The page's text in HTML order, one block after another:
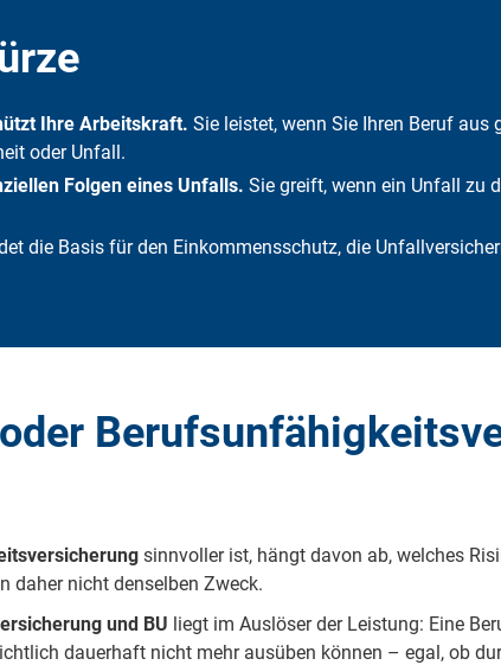
Kombination
Häufige Fehler bei der Wahl
Ihre Arbeitskraft. Sie leistet, wenn Sie Ihren Beruf
oder Unfall.
Folgen eines Unfalls. Sie greift, wenn ein Unfall zu
die Basis für den Einkommensschutz, die
sinnvoller ist, hängt davon ab, welches
daher nicht denselben Zweck.
und BU liegt im Auslöser der Leistung: Eine
dauerhaft nicht mehr ausüben können – egal, ob